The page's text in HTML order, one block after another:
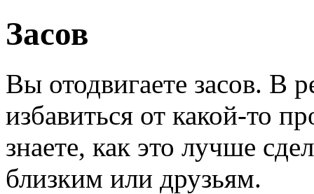
Засов
Вы отодвигаете засов. В
избавиться от какой-то
знаете, как это лучше
близким или друзьям.